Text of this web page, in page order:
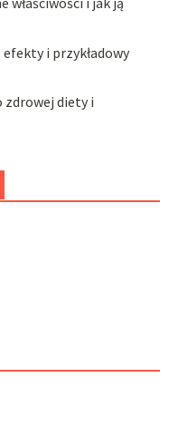
efekty i przykładowy
zdrowej diety i